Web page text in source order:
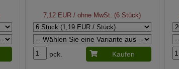
7,12 EUR / ohne MwSt. (6 Stück)
pck. Kaufen